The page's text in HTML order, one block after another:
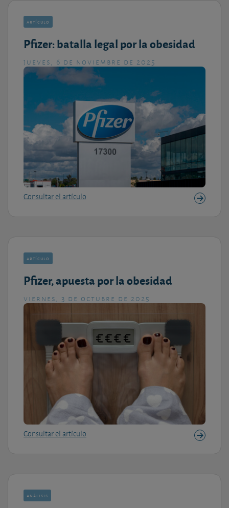
artículo
Pfizer: batalla legal por la obesidad
jueves, 6 de noviembre de 2025
Consultar el artículo
artículo
Pfizer, apuesta por la obesidad
viernes, 3 de octubre de 2025
Consultar el artículo
análisis